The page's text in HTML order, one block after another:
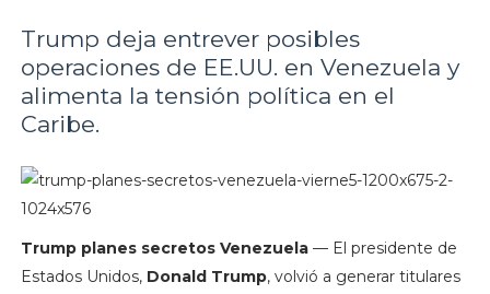
Trump deja entrever posibles
operaciones de EE.UU. en Venezuela y
alimenta la tensión política en el
Caribe.
Trump planes secretos Venezuela— El presidente de
Estados Unidos, Donald Trump, volvió a generar titulares